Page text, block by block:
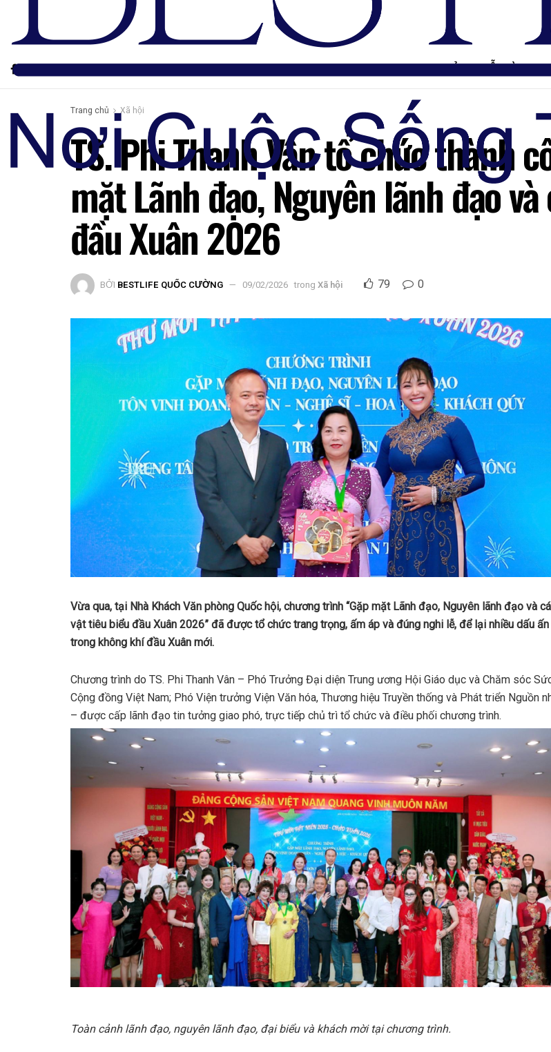
TRANG CHỦ DIỄN ĐÀN
Trang chủ Xã hội
TS. Phi Thanh Vân tổ chức thành
mặt Lãnh đạo, Nguyên lãnh đạo
đầu Xuân 2026
BỞI BESTLIFE QUỐC CƯỜNG 09/02/2026 trong Xã hội 79 0
Vừa qua, tại Nhà Khách Văn phòng Quốc hội, chương trình “Gặp mặt Lãnh đạo, Nguyên lãnh đạo và
vật tiêu biểu đầu Xuân 2026” đã được tổ chức trang trọng, ấm áp và đúng nghi lễ, để lại nhiều dấu
trong không khí đầu Xuân mới.
Chương trình do TS. Phi Thanh Vân – Phó Trưởng Đại diện Trung ương Hội Giáo dục và Chăm sóc
Cộng đồng Việt Nam; Phó Viện trưởng Viện Văn hóa, Thương hiệu Truyền thống và Phát triển Nguồn
– được cấp lãnh đạo tin tưởng giao phó, trực tiếp chủ trì tổ chức và điều phối chương trình.
Toàn cảnh lãnh đạo, nguyên lãnh đạo, đại biểu và khách mời tại chương trình.